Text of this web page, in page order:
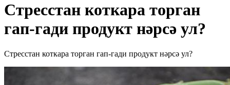
Стресстан коткара торган
гап-гади продукт нәрсә ул?
Стресстан коткара торган гап-гади продукт нәрсә ул?